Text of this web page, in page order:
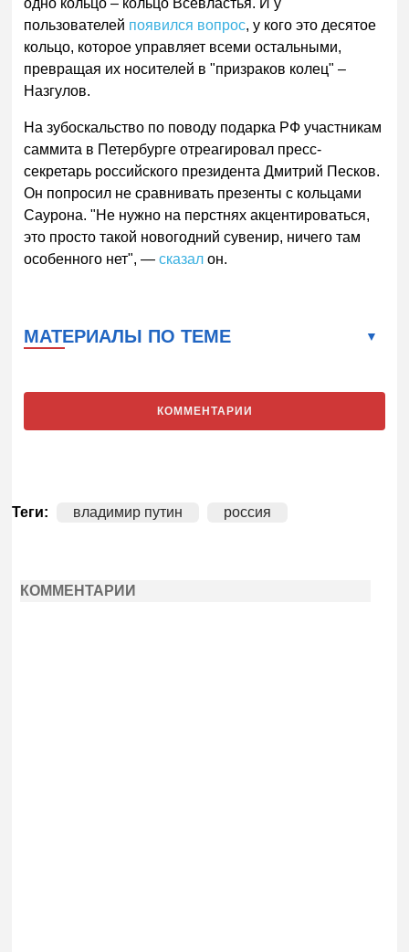
одно кольцо – кольцо Всевластья. И у
пользователей появился вопрос, у кого это десятое
кольцо, которое управляет всеми остальными,
превращая их носителей в "призраков колец" –
Назгулов.
На зубоскальство по поводу подарка РФ участникам
саммита в Петербурге отреагировал пресс-
секретарь российского президента Дмитрий Песков.
Он попросил не сравнивать презенты с кольцами
Саурона. "Не нужно на перстнях акцентироваться,
это просто такой новогодний сувенир, ничего там
особенного нет", —сказал он.
МАТЕРИАЛЫ ПО ТЕМЕ
КОММЕНТАРИИ
Теги: владимир путин россия
КОММЕНТАРИИ